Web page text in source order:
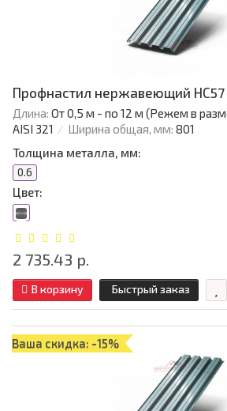
Профнастил нержавеющий НС57
Длина: От 0,5 м - по 12 м (Режем в
AISI 321
Ширина общая, мм: 801
Толщина металла, мм:
0.6
Цвет:
2 735.43 р.
В корзину Быстрый заказ
Ваша скидка: -15%